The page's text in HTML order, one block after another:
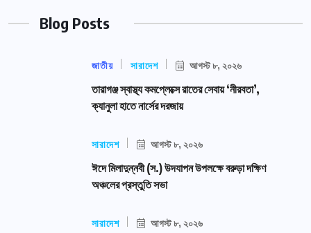
Blog Posts
জাতীয় সারাদেশ আগস্ট ৮, ২০২৬
তারাগঞ্জ স্বাস্থ্য কমপ্লেক্সে রাতের সেবায় ‘নীরবতা’,
ক্যানুলা হাতে নার্সের দরজায়
সারাদেশ আগস্ট ৮, ২০২৬
ঈদে মিলাদুন্নবী (স.) উদযাপন উপলক্ষে বরুড়া দক্ষিণ
অঞ্চলের প্রস্তুতি সভা
সারাদেশ আগস্ট ৮, ২০২৬